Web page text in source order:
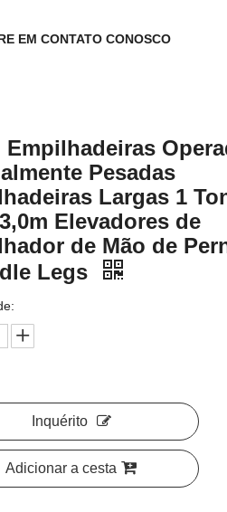
EM CONTATO CONOSCO
Empilhadeiras
Pesadas
Largas 1
Elevadores de
de Mão de
Legs
Inquérito
Adicionar a cesta